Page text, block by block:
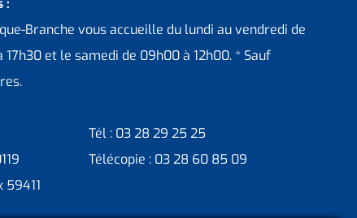
:
Branche vous accueille du lundi au vendredi de
17h30 et le samedi de 09h00 à 12h00. * Sauf
59411
Tél : 03 28 29 25 25
Télécopie : 03 28 60 85 09